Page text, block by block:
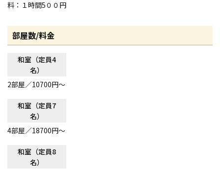
料：１時間5００円
部屋数/料金
和室（定員4
名）
2部屋／10700円〜
和室（定員7
名）
4部屋／18700円〜
和室（定員8
名）